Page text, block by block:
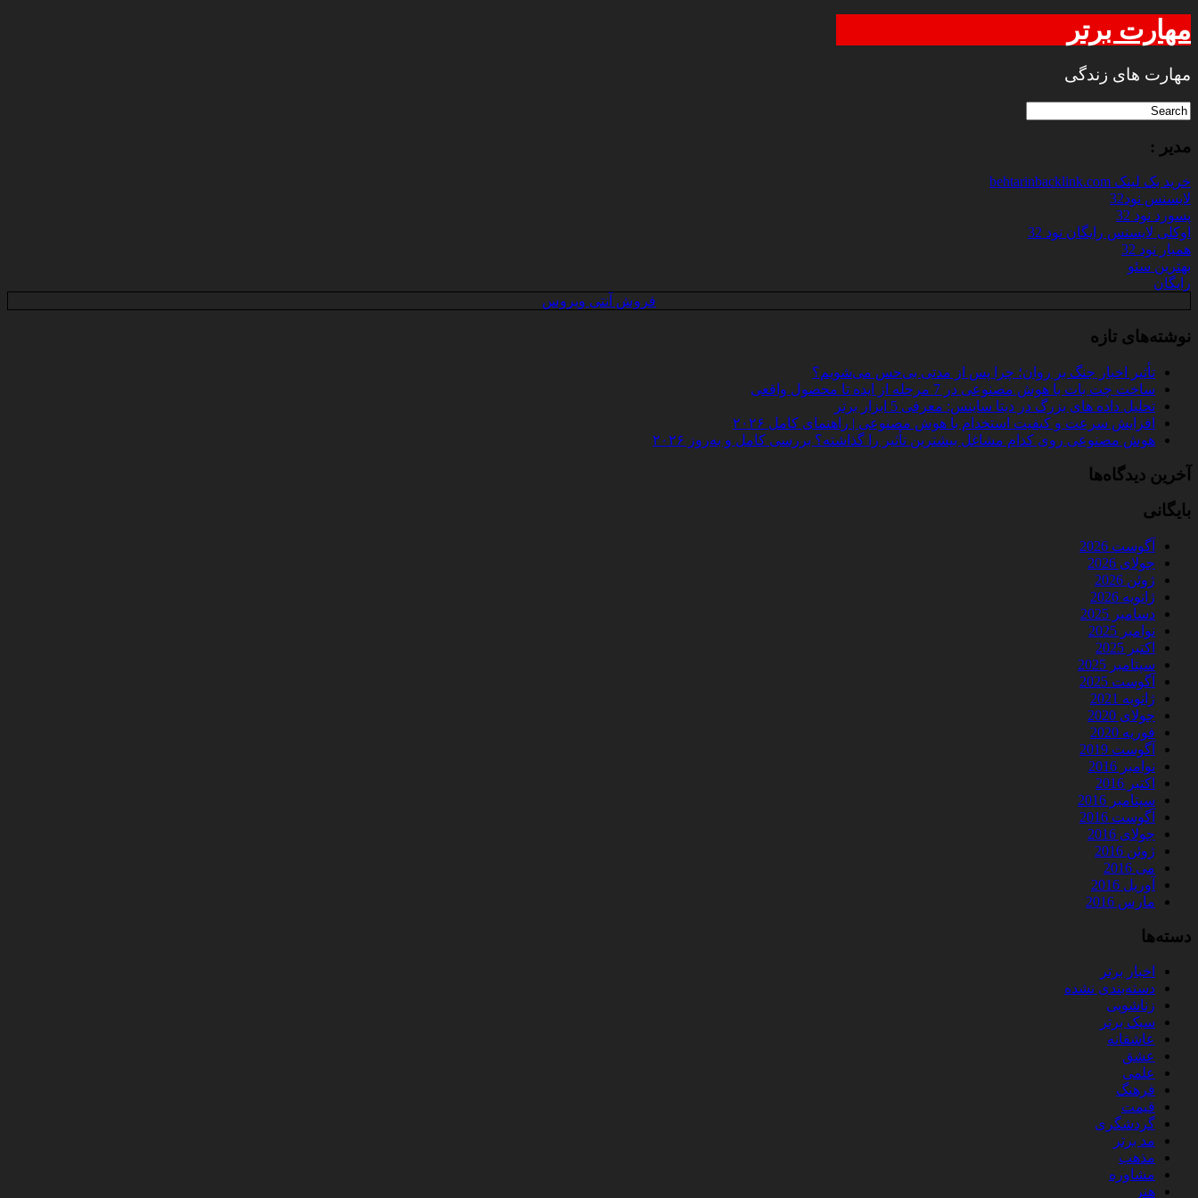
مهارت برتر
مهارت های زندگی
مدیر :
خرید بک لینک behtarinbacklink.com
لایسنس نود32
پسورد نود 32
اوکلی لایسنس رایگان نود 32
همیار نود 32
بهترین سئو
رایگان
فروش آنتی ویروس
نوشته‌های تازه
تأثیر اخبار جنگ بر روان؛ چرا پس از مدتی بی‌حس می‌شویم؟
ساخت چت‌ بات با هوش مصنوعی در 7 مرحله از ایده تا محصول واقعی
تحلیل داده‌ های بزرگ در دیتا ساینس: معرفی 5 ابزار برتر
افزایش سرعت و کیفیت استخدام با هوش مصنوعی | راهنمای کامل ۲۰۲۶
هوش مصنوعی روی کدام مشاغل بیشترین تأثیر را گذاشته؟ بررسی کامل و به‌روز ۲۰۲۶
آخرین دیدگاه‌ها
بایگانی
آگوست 2026
جولای 2026
ژوئن 2026
ژانویه 2026
دسامبر 2025
نوامبر 2025
اکتبر 2025
سپتامبر 2025
آگوست 2025
ژانویه 2021
جولای 2020
فوریه 2020
آگوست 2019
نوامبر 2016
اکتبر 2016
سپتامبر 2016
آگوست 2016
جولای 2016
ژوئن 2016
می 2016
آوریل 2016
مارس 2016
دسته‌ها
اخبار برتر
دسته‌بندی نشده
زناشویی
سبک برتر
عاشقانه
عشق
علمی
فرهنگ
قیمت
گردشگری
مد برتر
مذهب
مشاوره
هنر